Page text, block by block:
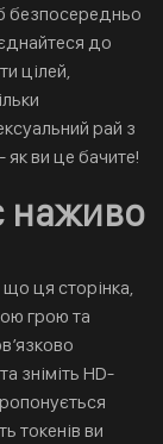
безпосередньо
до
цілей,
рай з
ви це бачите!
наживо
ця сторінка,
грою та
зніміть HD-
токенів ви